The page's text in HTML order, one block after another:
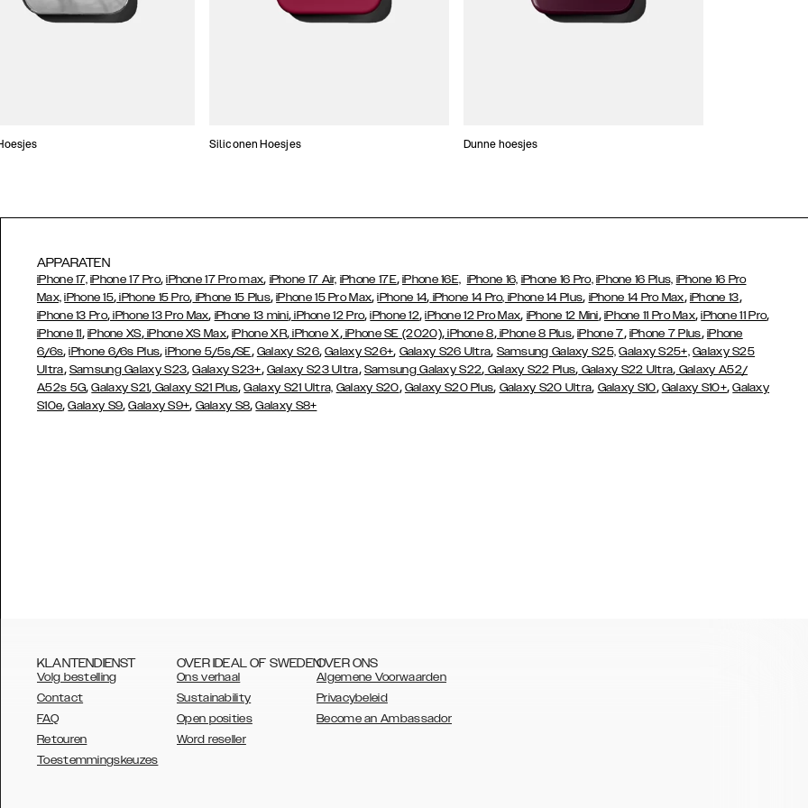
Siliconen Hoesjes Dunne hoesjes
APPARATEN
iPhone 17, iPhone 17 Pro,iPhone 17 Pro max, iPhone 17 Air, iPhone 17E,iPhone 16E, iPhone 16, iPhone 16 Pro, iPhone 16 Plus, iPhone 16 Pro
Max, iPhone 15, iPhone 15 Pro, iPhone 15 Plus,iPhone 15 Pro Max,iPhone 14, iPhone 14 Pro, iPhone 14 Plus, iPhone 14 Pro Max, iPhone 13,
iPhone 13 Pro, iPhone 13 Pro Max, iPhone 13 mini,iPhone 12 Pro,iPhone 12,iPhone 12 Pro Max, iPhone 12 Mini, iPhone 11 Pro Max,iPhone 11 Pro,
iPhone 11, iPhone XS,iPhone XS Max,iPhone XR,iPhone X,iPhone SE (2020),iPhone 8,iPhone 8 Plus,iPhone 7, iPhone 7 Plus, iPhone
6/6s,iPhone 6/6s Plus,iPhone 5/5s/SE, Galaxy S26,Galaxy S26+, Galaxy S26 Ultra, Samsung Galaxy S25, Galaxy S25+, Galaxy S25
Ultra, Samsung Galaxy S23,Galaxy S23+, Galaxy S23 Ultra, Samsung Galaxy S22, Galaxy S22 Plus, Galaxy S22 Ultra, Galaxy A52/
A52s 5G,Galaxy S21, Galaxy S21 Plus,Galaxy S21 Ultra, Galaxy S20, Galaxy S20 Plus, Galaxy S20 Ultra, Galaxy S10, Galaxy S10+,Galaxy
S10e,Galaxy S9,Galaxy S9+, Galaxy S8,Galaxy S8+
KLANTENDIENST
Volg bestelling
Contact
FAQ
Retouren
Toestemmingskeuzes
OVER IDEAL OF SWEDEN
Ons verhaal
Sustainability
Open posities
Word reseller
OVER ONS
Algemene Voorwaarden
Privacybeleid
Become an Ambassador
AUSTRALIA